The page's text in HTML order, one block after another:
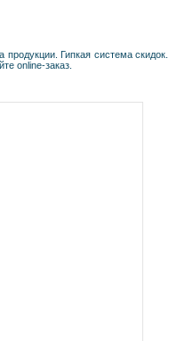
Гипкая система скидок.
online-заказ.